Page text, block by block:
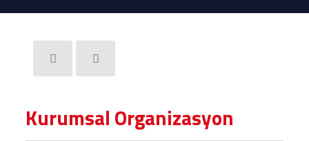
Kurumsal Organizasyon